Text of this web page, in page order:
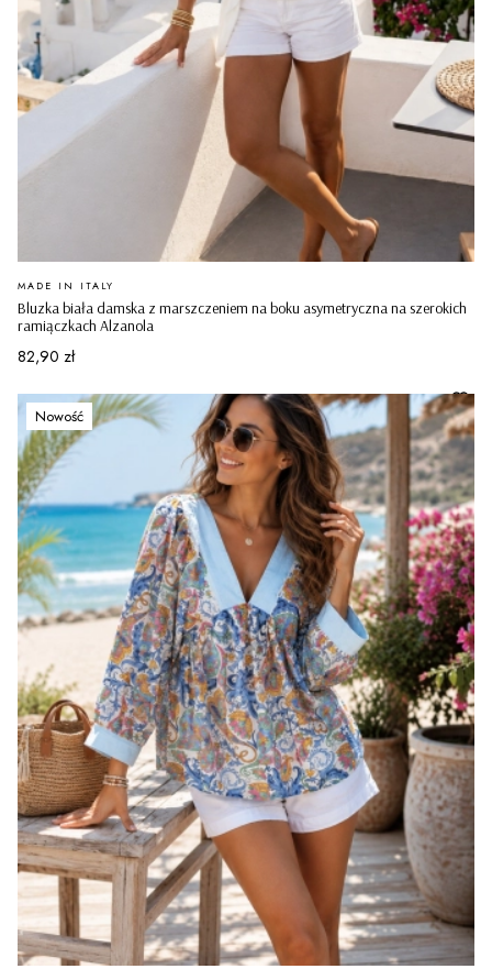
Bluzka biała damska z marszczeniem na boku asymetryczna na szerokich
ramiączkach Alzanola
PRODUCENT
MADE IN ITALY
Cena
82,90 zł
Nowość